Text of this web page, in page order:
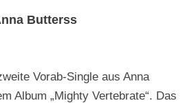
Butterss
Vorab-Single aus Anna
Album „Mighty Vertebrate“. Das